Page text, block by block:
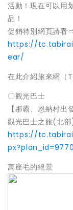
活動！現在可以用
品！
促銷特別網頁請看
https://
ear/
在此介紹旅來網
〇觀光巴士
【那霸、恩納村出
觀光巴士之旅(北
https://
px?plan_id=9770
萬座毛的絕景